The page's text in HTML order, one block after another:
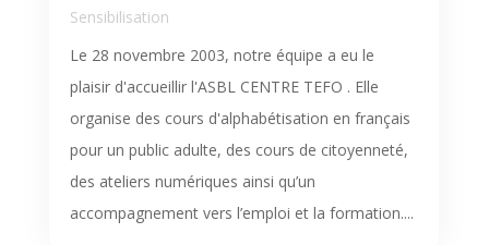
Sensibilisation
Le 28 novembre 2003, notre équipe a eu le
plaisir d'accueillir l'ASBL CENTRE TEFO . Elle
organise des cours d'alphabétisation en français
pour un public adulte, des cours de citoyenneté,
des ateliers numériques ainsi qu’un
accompagnement vers l’emploi et la formation....